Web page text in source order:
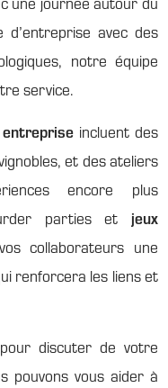
avec des
notre équipe
service.
incluent des
et des ateliers
encore plus
parties et jeux
collaborateurs une
renforcera les liens et
discuter de votre
pouvons vous aider à